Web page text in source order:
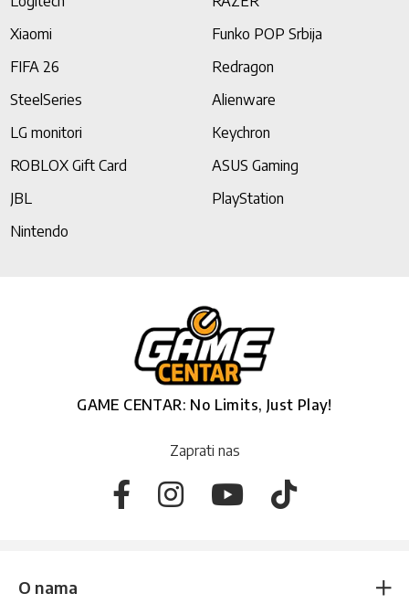
Xiaomi
Funko POP Srbija
FIFA 26
Redragon
SteelSeries
Alienware
LG monitori
Keychron
ROBLOX Gift Card
ASUS Gaming
JBL
PlayStation
Nintendo
GAME CENTAR: No Limits, Just Play!
Zaprati nas
O nama